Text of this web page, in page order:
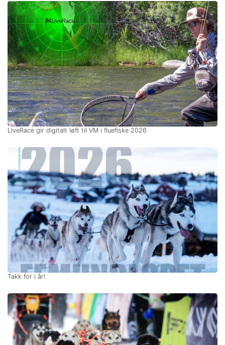
LiveRace gir digitalt løft til VM i fluefiske 2026
Takk for i år!